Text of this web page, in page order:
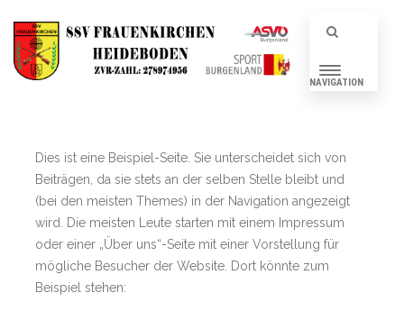
NAVIGATION
Dies ist eine Beispiel-Seite. Sie unterscheidet sich von
Beiträgen, da sie stets an der selben Stelle bleibt und
(bei den meisten Themes) in der Navigation angezeigt
wird. Die meisten Leute starten mit einem Impressum
oder einer „Über uns“-Seite mit einer Vorstellung für
mögliche Besucher der Website. Dort könnte zum
Beispiel stehen: